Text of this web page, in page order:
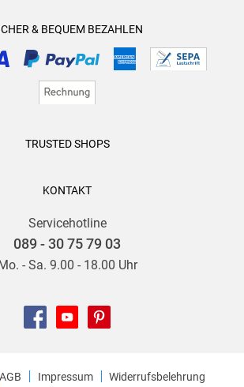
& BEQUEM BEZAHLEN
TRUSTED SHOPS
KONTAKT
Servicehotline
089 - 30 75 79 03
Mo. - Sa. 9.00 - 18.00 Uhr
AGB Impressum
Widerrufsbelehrung